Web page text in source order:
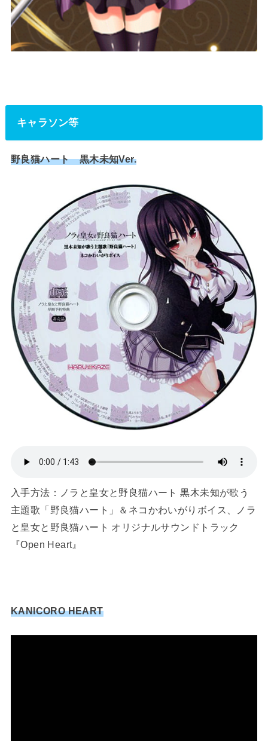
キャラソン等
野良猫ハート 黒木未知Ver.
入手方法：ノラと皇女と野良猫ハート 黒木未知が歌う
主題歌「野良猫ハート」＆ネコかわいがりボイス、ノラ
と皇女と野良猫ハート オリジナルサウンドトラック
『Open Heart』
KANICORO HEART